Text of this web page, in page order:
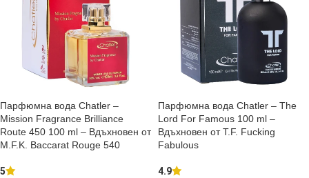
Парфюмна вода Chatler –
Mission Fragrance Brilliance
Route 450 100 ml – Вдъхновен от
M.F.K. Baccarat Rouge 540
5
Парфюмна вода Chatler – The
Lord For Famous 100 ml –
Вдъхновен от T.F. Fucking
Fabulous
4.9